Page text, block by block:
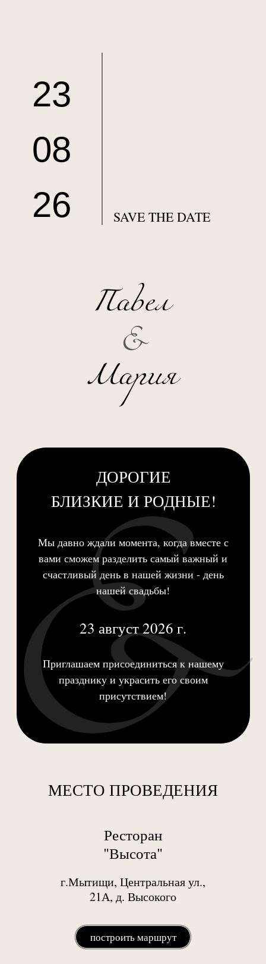
23
08
26
SAVE THE DATE
Павел
Мария
&
Мы давно ждали момента, когда вместе с
вами сможем разделить самый важный и
счастливый день в нашей жизни - день
нашей свадьбы!
ДОРОГИЕ
БЛИЗКИЕ И РОДНЫЕ!
Приглашаем присоединиться к нашему
празднику и украсить его своим
присутствием!
23 август 2026 г.
Ресторан
"Высота"
г.Мытищи, Центральная ул.,
21А, д. Высокого
построить маршрут
МЕСТО ПРОВЕДЕНИЯ